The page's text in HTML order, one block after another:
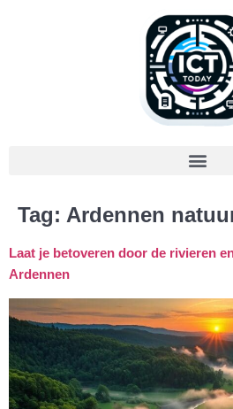
Tag: Ardennen
Laat je betoveren door de rivieren
Ardennen